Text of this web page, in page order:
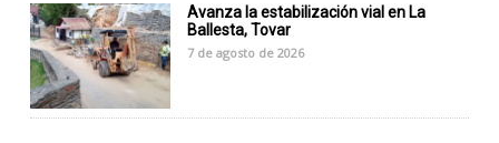
Avanza la estabilización vial en La
Ballesta, Tovar
7 de agosto de 2026